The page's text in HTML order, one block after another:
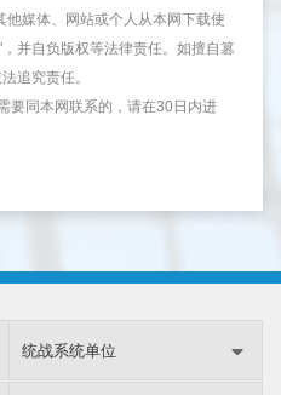
媒体、网站或个人从本网下载使
并自负版权等法律责任。如擅自篡
追究责任。
要同本网联系的，请在30日内进
统战系统单位